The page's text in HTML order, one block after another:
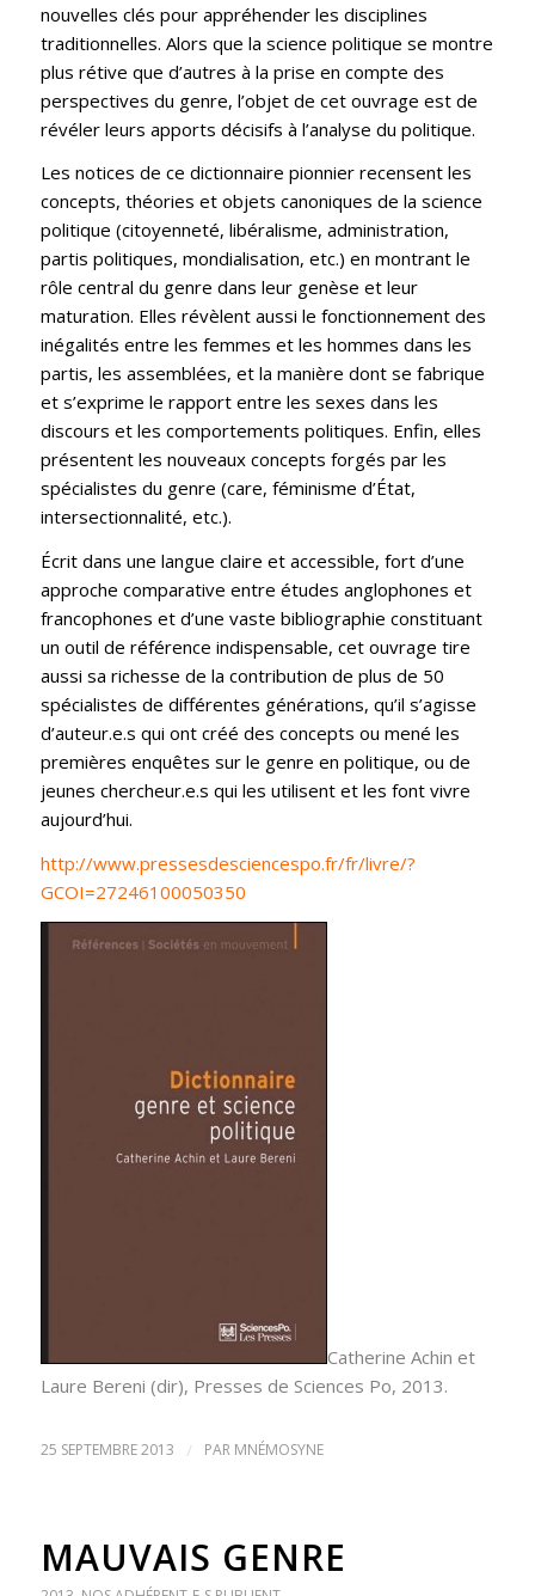
nouvelles clés pour appréhender les disciplines
traditionnelles. Alors que la science politique se montre
plus rétive que d’autres à la prise en compte des
perspectives du genre, l’objet de cet ouvrage est de
révéler leurs apports décisifs à l’analyse du politique.
Les notices de ce dictionnaire pionnier recensent les
concepts, théories et objets canoniques de la science
politique (citoyenneté, libéralisme, administration,
partis politiques, mondialisation, etc.) en montrant le
rôle central du genre dans leur genèse et leur
maturation. Elles révèlent aussi le fonctionnement des
inégalités entre les femmes et les hommes dans les
partis, les assemblées, et la manière dont se fabrique
et s’exprime le rapport entre les sexes dans les
discours et les comportements politiques. Enfin, elles
présentent les nouveaux concepts forgés par les
spécialistes du genre (care, féminisme d’État,
intersectionnalité, etc.).
Écrit dans une langue claire et accessible, fort d’une
approche comparative entre études anglophones et
francophones et d’une vaste bibliographie constituant
un outil de référence indispensable, cet ouvrage tire
aussi sa richesse de la contribution de plus de 50
spécialistes de différentes générations, qu’il s’agisse
d’auteur.e.s qui ont créé des concepts ou mené les
premières enquêtes sur le genre en politique, ou de
jeunes chercheur.e.s qui les utilisent et les font vivre
aujourd’hui.
http://www.pressesdesciencespo.fr/fr/livre/?
GCOI=27246100050350
Catherine Achin et
Laure Bereni (dir), Presses de Sciences Po, 2013.
25 SEPTEMBRE 2013 / PAR MNÉMOSYNE
MAUVAIS GENRE